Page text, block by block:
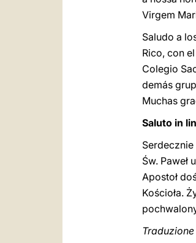
Virgem
Saludo a
Rico, con
Colegio
demás
Muchas
Saluto in
Św.
Apostoł
Kościoła.